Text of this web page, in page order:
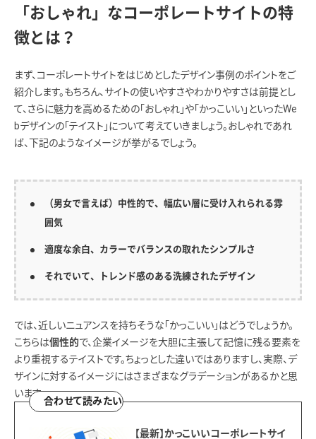
「おしゃれ」なコーポレートサイトの特
徴とは？
まず、コーポレートサイトをはじめとしたデザイン事例のポイントをご
紹介します。もちろん、サイトの使いやすさやわかりやすさは前提とし
て、さらに魅力を高めるための「おしゃれ」や「かっこいい」といったWe
bデザインの「テイスト」について考えていきましょう。おしゃれであれ
ば、下記のようなイメージが挙がるでしょう。
（男女で言えば）中性的で、幅広い層に受け入れられる雰
囲気
適度な余白、カラーでバランスの取れたシンプルさ
それでいて、トレンド感のある洗練されたデザイン
では、近しいニュアンスを持ちそうな「かっこいい」はどうでしょうか。
こちらは個性的で、企業イメージを大胆に主張して記憶に残る要素を
より重視するテイストです。ちょっとした違いではありますし、実際、デ
ザインに対するイメージにはさまざまなグラデーションがあるかと思
います。
合わせて読みたい
【最新】かっこいいコーポレートサイ